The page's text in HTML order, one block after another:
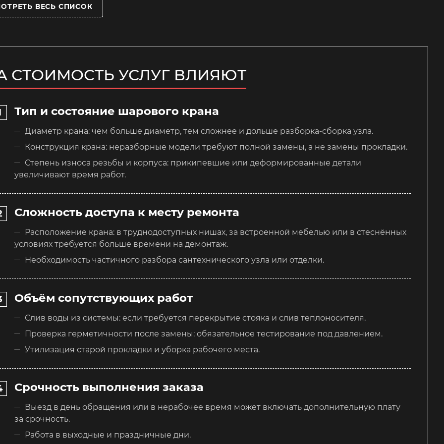
ВЕСЬ СПИСОК
СТОИМОСТЬ УСЛУГ ВЛИЯЮТ
Тип и состояние шарового крана
Диаметр крана: чем больше диаметр, тем сложнее и дольше разборка-сборка узла.
Конструкция крана: неразборные модели требуют полной замены, а не замены прокладки.
Степень износа резьбы и корпуса: прикипевшие или деформированные детали
увеличивают время работ.
Сложность доступа к месту ремонта
Расположение крана: в труднодоступных нишах, за встроенной мебелью или в стеснённых
условиях требуется больше времени на демонтаж.
Необходимость частичного разбора сантехнического узла или отделки.
Объём сопутствующих работ
Слив воды из системы: если требуется перекрытие стояка и слив теплоносителя.
Проверка герметичности после замены: обязательное тестирование под давлением.
Утилизация старой прокладки и уборка рабочего места.
Срочность выполнения заказа
Выезд в день обращения или в нерабочее время может включать дополнительную плату
за срочность.
Работа в выходные и праздничные дни.